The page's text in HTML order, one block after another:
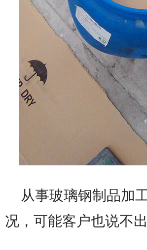
从事玻璃钢制品加
况，可能客户也说不